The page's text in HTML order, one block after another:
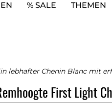
% SALE THEMEN
lebhafter Chenin Blanc mit
First Light